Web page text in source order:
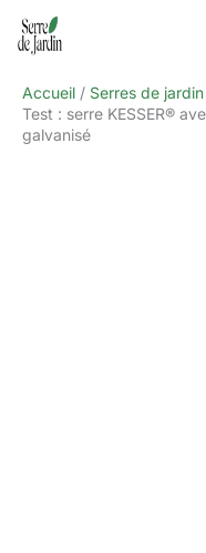
Accueil
Serres de jardin
Test : serre KESSER®
galvanisé
Rechercher